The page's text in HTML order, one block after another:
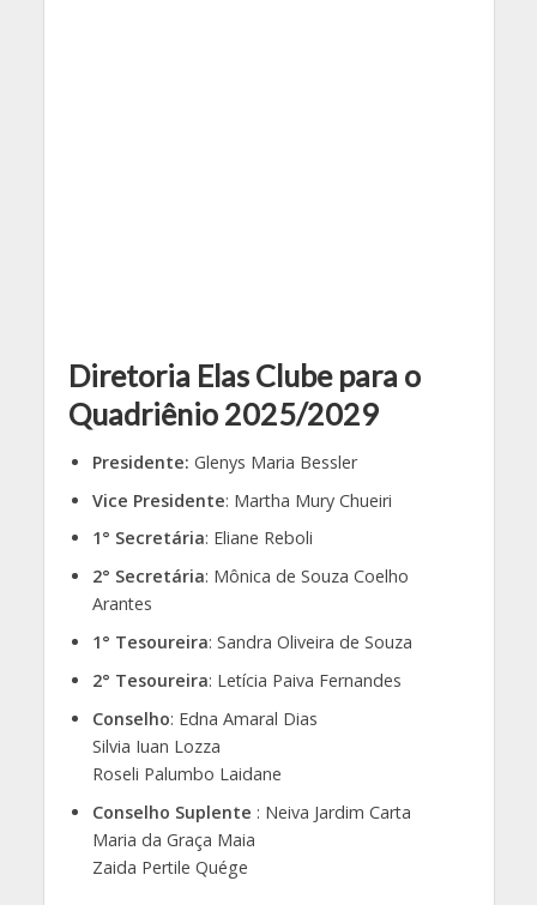
Diretoria Elas Clube para o
Quadriênio 2025/2029
Presidente: Glenys Maria Bessler
Vice Presidente: Martha Mury Chueiri
1° Secretária: Eliane Reboli
2° Secretária: Mônica de Souza Coelho
Arantes
1° Tesoureira: Sandra Oliveira de Souza
2° Tesoureira: Letícia Paiva Fernandes
Conselho: Edna Amaral Dias
Silvia Iuan Lozza
Roseli Palumbo Laidane
Conselho Suplente : Neiva Jardim Carta
Maria da Graça Maia
Zaida Pertile Quége